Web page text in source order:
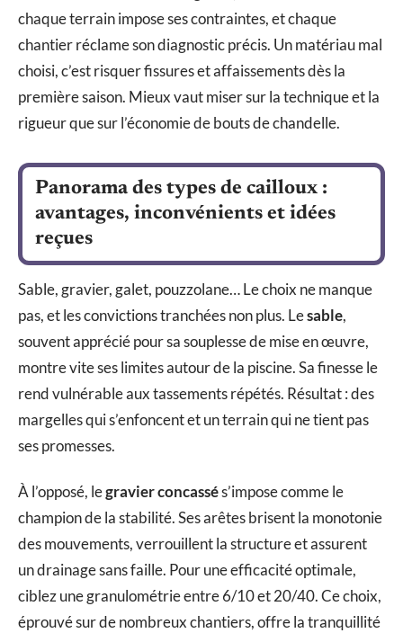
chaque terrain impose ses contraintes, et chaque
chantier réclame son diagnostic précis. Un matériau mal
choisi, c’est risquer fissures et affaissements dès la
première saison. Mieux vaut miser sur la technique et la
rigueur que sur l’économie de bouts de chandelle.
Panorama des types de cailloux :
avantages, inconvénients et idées
reçues
Sable, gravier, galet, pouzzolane… Le choix ne manque
pas, et les convictions tranchées non plus. Lesable,
souvent apprécié pour sa souplesse de mise en œuvre,
montre vite ses limites autour de la piscine. Sa finesse le
rend vulnérable aux tassements répétés. Résultat : des
margelles qui s’enfoncent et un terrain qui ne tient pas
ses promesses.
À l’opposé, legravier concassés’impose comme le
champion de la stabilité. Ses arêtes brisent la monotonie
des mouvements, verrouillent la structure et assurent
un drainage sans faille. Pour une efficacité optimale,
ciblez une granulométrie entre 6/10 et 20/40. Ce choix,
éprouvé sur de nombreux chantiers, offre la tranquillité